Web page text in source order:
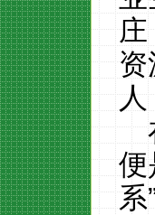
庄
资
人
便
系